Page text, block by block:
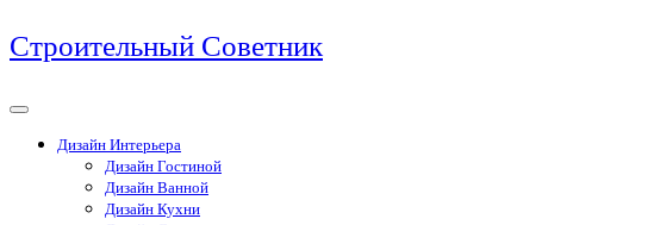
Перейти
к
Строительный Советник
Дизайн Интерьера
Дизайн Гостиной
Дизайн Ванной
Дизайн Кухни